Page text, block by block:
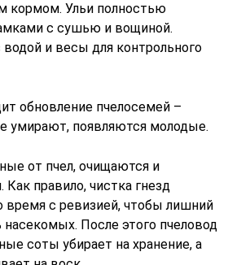
кормом. Ульи полностью
с сушью и вощиной.
водой и весы для контрольного
обновление пчелосемей –
умирают, появляются молодые.
от пчел, очищаются и
правило, чистка гнезд
время с ревизией, чтобы лишний
насекомых. После этого пчеловод
соты убирает на хранение, а